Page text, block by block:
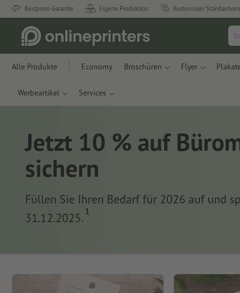
Bestpreis-Garantie Eigene Produktion Kostenloser
Alle Produkte Economy Broschüren Flyer
Werbeartikel Services
Jetzt 10 % auf
sichern
Füllen Sie Ihren Bedarf für 2026 auf und
31.12.2025. 1